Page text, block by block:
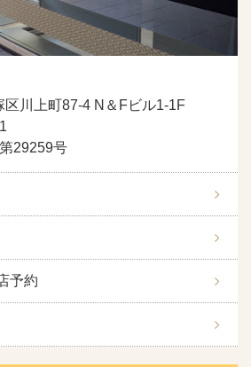
区川上町87-4 N＆Fビル1-1F
29259号
予約